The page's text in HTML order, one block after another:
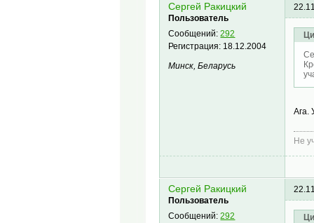
Сергей Ракицкий
Пользователь
Сообщений:292
Регистрация: 18.12.2004
Минск, Беларусь
Ага.
Не
Сергей Ракицкий
Пользователь
Сообщений:292